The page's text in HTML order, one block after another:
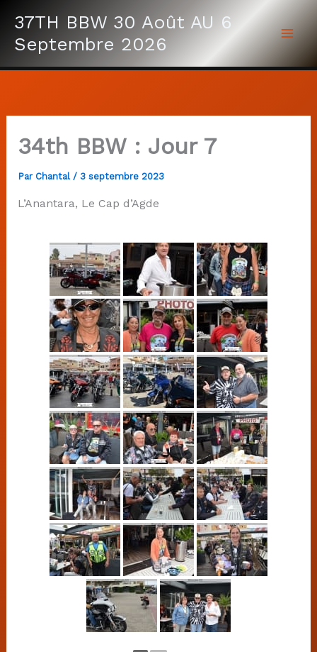
contenu
37TH BBW 30 Août AU 6
Septembre 2026
34th BBW : Jour 7
Par Chantal / 3 septembre 2023
L’Anantara, Le Cap d’Agde